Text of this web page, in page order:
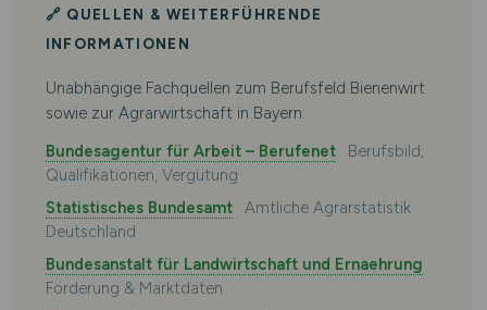
🔗 QUELLEN & WEITERFÜHRENDE
INFORMATIONEN
Unabhängige Fachquellen zum Berufsfeld Bienenwirt
sowie zur Agrarwirtschaft in Bayern:
Bundesagentur für Arbeit – Berufenet· Berufsbild,
Qualifikationen, Vergütung
Statistisches Bundesamt· Amtliche Agrarstatistik
Deutschland
Bundesanstalt für Landwirtschaft und Ernaehrung ·
Förderung & Marktdaten